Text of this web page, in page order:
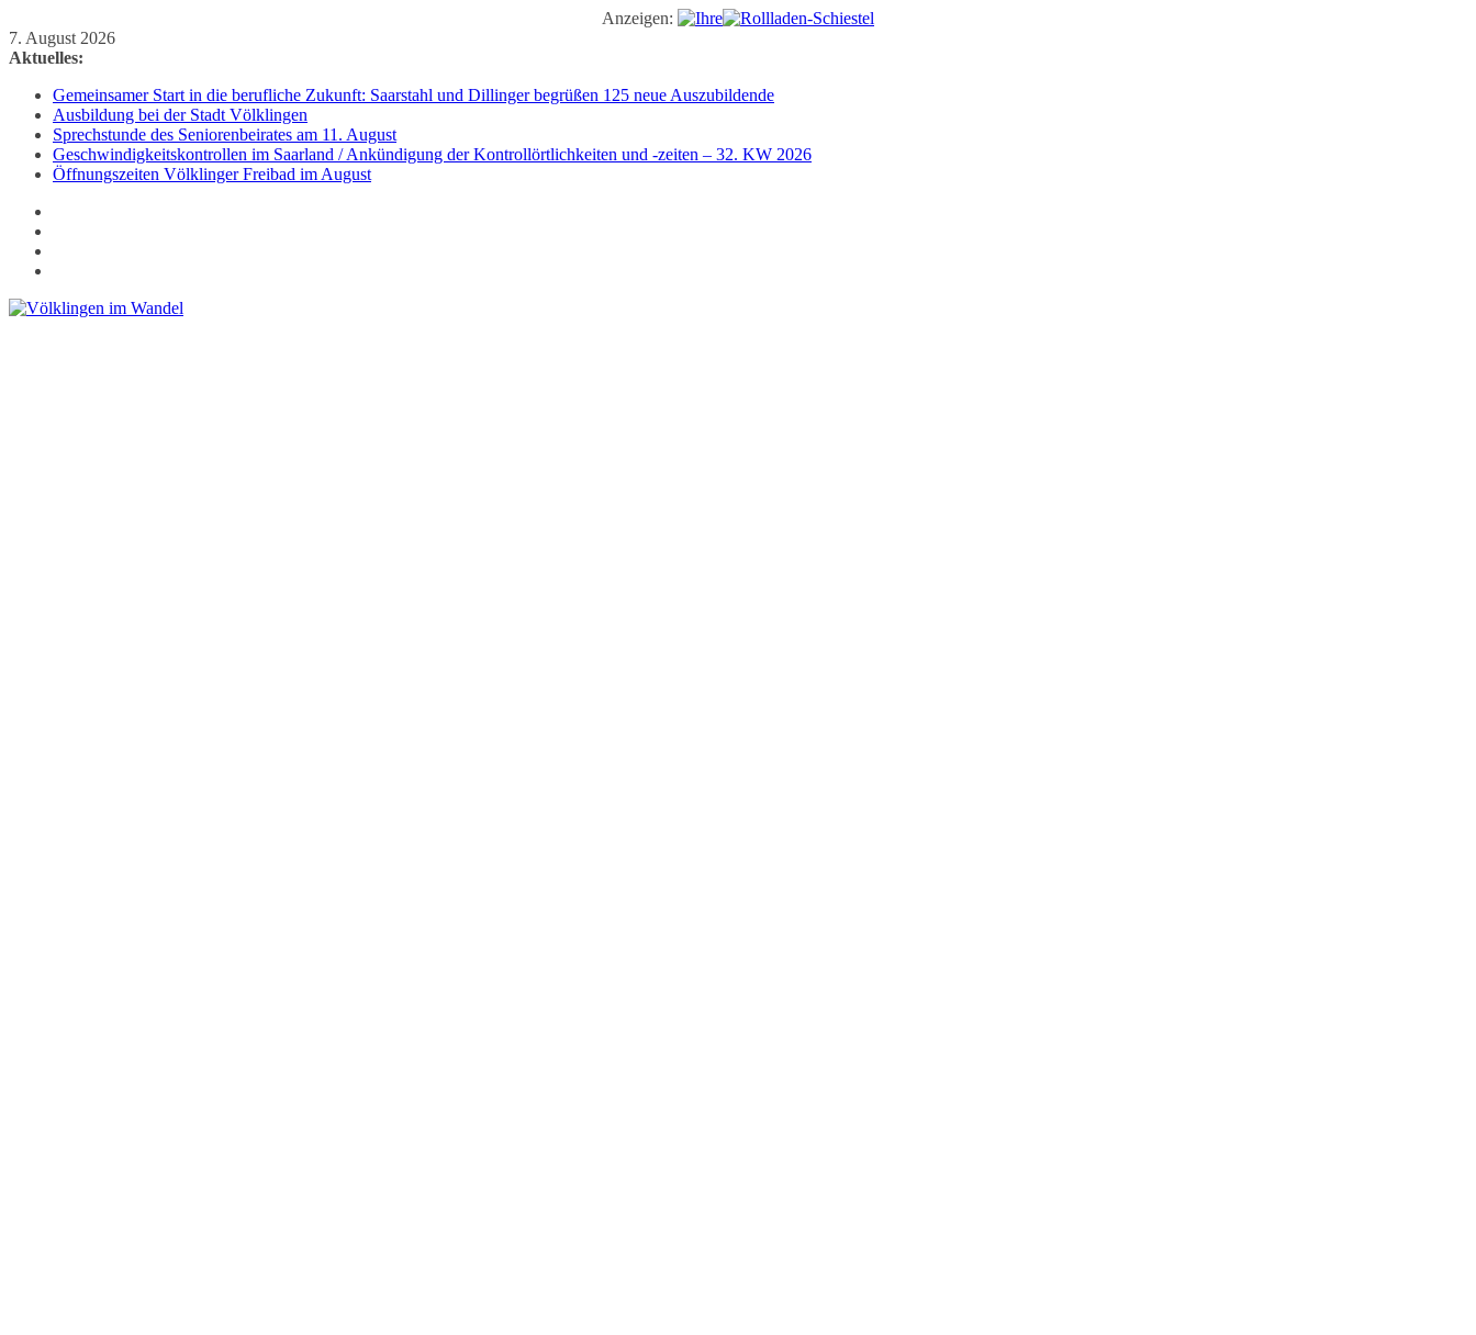
Anzeigen:
Zum
Inhalt
7. August 2026
Aktuelles:
Gemeinsamer Start in die berufliche Zukunft: Saarstahl und Dillinger begrüßen 125 neue Auszubildende
Ausbildung bei der Stadt Völklingen
Sprechstunde des Seniorenbeirates am 11. August
Geschwindigkeitskontrollen im Saarland / Ankündigung der Kontrollörtlichkeiten und -zeiten – 32. KW 2026
Öffnungszeiten Völklinger Freibad im August